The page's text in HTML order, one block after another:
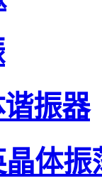
振器
体振